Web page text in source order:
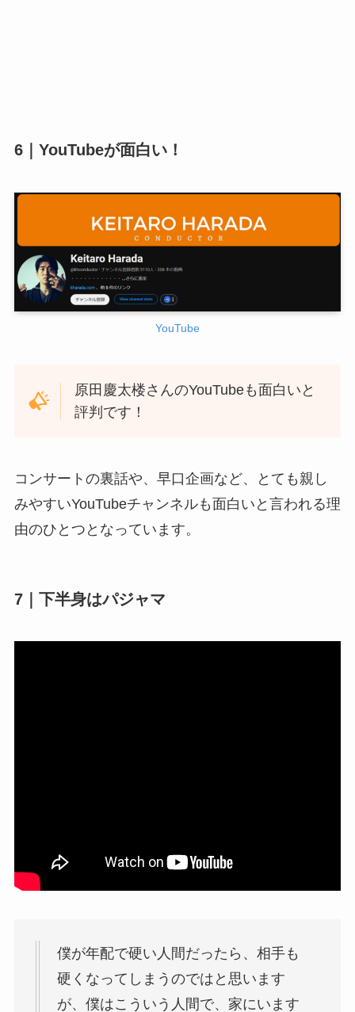
6｜YouTubeが面白い！
YouTube
原田慶太楼さんのYouTubeも面白いと
評判です！
コンサートの裏話や、早口企画など、とても親し
みやすいYouTubeチャンネルも面白いと言われる理
由のひとつとなっています。
7｜下半身はパジャマ
僕が年配で硬い人間だったら、相手も
硬くなってしまうのではと思います
が、僕はこういう人間で、家にいます